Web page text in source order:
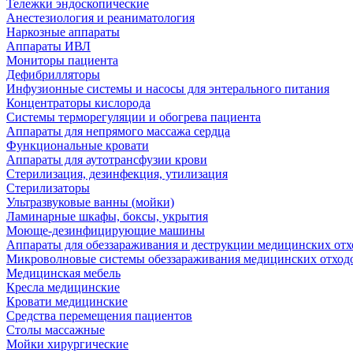
Тележки эндоскопические
Анестезиология и реаниматология
Наркозные аппараты
Аппараты ИВЛ
Мониторы пациента
Дефибрилляторы
Инфузионные системы и насосы для энтерального питания
Концентраторы кислорода
Системы терморегуляции и обогрева пациента
Аппараты для непрямого массажа сердца
Функциональные кровати
Аппараты для аутотрансфузии крови
Стерилизация, дезинфекция, утилизация
Стерилизаторы
Ультразвуковые ванны (мойки)
Ламинарные шкафы, боксы, укрытия
Моюще-дезинфицирующие машины
Аппараты для обеззараживания и деструкции медицинских
Микроволновые системы обеззараживания медицинских
Медицинская мебель
Кресла медицинские
Кровати медицинские
Средства перемещения пациентов
Столы массажные
Мойки хирургические